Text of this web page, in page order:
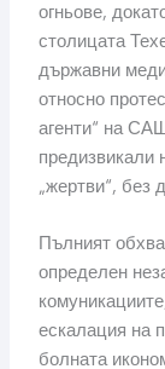
огньове,
столицата
държавни
относно
агенти“ на
предизвикали
„жертви“, без
Пълният
определен
ескалация на
болната